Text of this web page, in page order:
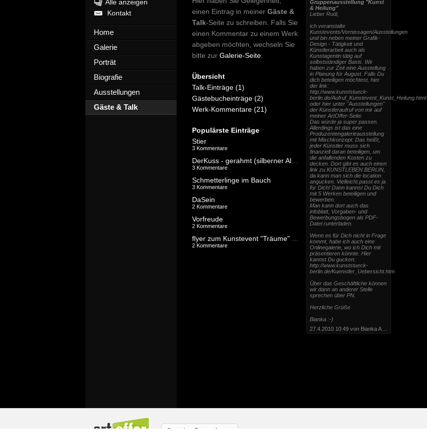
Alle anzeigen
Kontakt
Home
Galerie
Porträt
Biografie
Ausstellungen
Gäste & Talk
einen Eintrag in meiner Gäste &
Talk-Seite zu schreiben. Falls Sie
einen Kommentar zu einem Werk
abgeben möchten, wechseln Sie
bitte zur Galerie-Seite.
Übersicht
Talk-Einträge (1)
Gästebucheinträge (2)
Werk-Kommentare (21)
Populärste Einträge
Stier
3 Kommentare
DerKuss - gerahmt (silberner Alu-Rahmen)
3 Kommentare
Schmetterlinge im Bauch
3 Kommentare
DaSein
2 Kommentare
Vorfreude
2 Kommentare
2 Kommentare
Gruppenausstellung "Kunst
& Heilung"
Lieber Rudi,
ich veranstalte
Kunstevents/Vernissagen/Ausstellungen
und bin neben meiner Grafik-
Design - Tätigkeit und
Künstlerarbeit auch als
Kunstagentin tätig auf
selbstständiger Basis. Wir
haben zur Zeit eine Ausstellung
in Planung für August. Falls Du
dich beteiligen möchtest, hier
der link:
http://www.kunststueck-
berlin.de/Aufruf_Kunstevent_Kunst_Heilung.html
oder hier unter "Ausstellungen"
der Künstleraufruf von mir auf
meiner ArtOffer-Seite.
Das würde ja super passen.
Allerdings ist das eine
Produzentengalerieausstellung
mit Mischkonzept: Das heißt,
jeder Künstler muss sich
finanziell daran beteiligen, um
die anfallenden Kosten zu
decken. Dort gibt es auch einen
link zu KUNSTLEBEN BERLIN,
da kann man sich die location
angucken. Vielleicht passt es ja
für Dich! Dann kannst Du Dich
mit 5 Werken beteiligen und
bewerben.
Man kann dort auch das
infoblatt, Vorgaben- und
Bewerbungsbogen als PDF-
Datei runterladen.
Wenn es für Dich nicht in Frage
kommt, habe ich auch eine
Onlinegalerie, wo ich Dich mit
präsentieren könnte. Hier
kannst Du gucken:
http://www.kunststueck-
berlin.de/Kuenstler_Uebersicht.htm
Über das Geschäftliche können
wir dann an anderer Stelle
sprechen über PN.
Herzliche Grüße
Bianka :-)
Sprache: Deutsch